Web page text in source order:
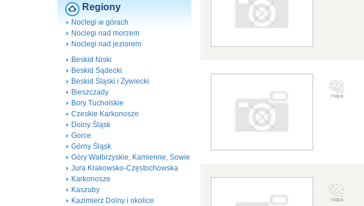
Regiony
Noclegi w górach
Noclegi nad morzem
Noclegi nad jeziorem
Beskid Niski
Beskid Sądecki
Beskid Śląski i Żywiecki
Bieszczady
Bory Tucholskie
Czeskie Karkonosze
Dolny Śląsk
Gorce
Górny Śląsk
Góry Wałbrzyskie, Kamienne, Sowie
Jura Krakowsko-Częstochowska
Karkonosze
Kaszuby
Kazimierz Dolny i okolice